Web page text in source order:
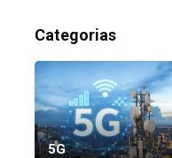
Categorias
5G